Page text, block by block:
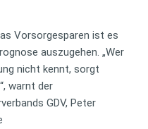
Vorsorgesparen ist es
auszugehen. „Wer
nicht kennt, sorgt
warnt der
GDV, Peter